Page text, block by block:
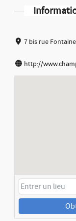
7 bis rue
http://